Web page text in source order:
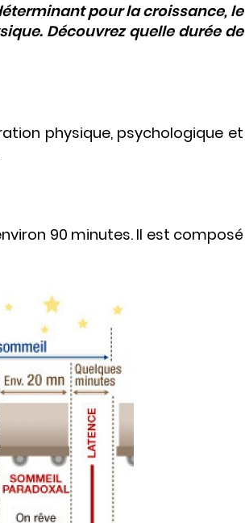
pour la croissance, le
Découvrez quelle durée de
physique, psychologique et
90 minutes. Il est composé